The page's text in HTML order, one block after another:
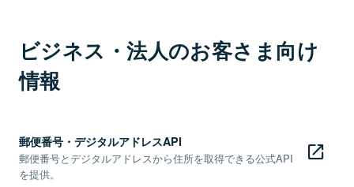
ビジネス・法人のお客さま向け
情報
郵便番号・デジタルアドレスAPI
郵便番号とデジタルアドレスから住所を取得できる公式API
を提供。